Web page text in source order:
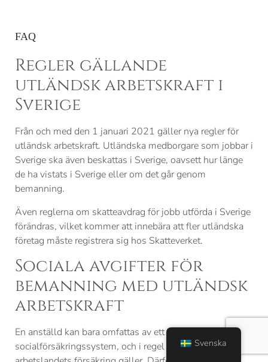
FAQ
Regler gällande
utländsk arbetskraft i
Sverige
Från och med den 1 januari 2021 gäller nya regler för
utländsk arbetskraft. Utländska medborgare som jobbar i
Sverige ska även beskattas i Sverige, oavsett hur länge
de ha vistats i Sverige eller om det går genom
bemanning.
Även reglerna om skatteavdrag för jobb utförda i Sverige
förändras, vilket kommer att innebära att fler utländska
företag måste registrera sig hos Skatteverket.
Sociala avgifter för
bemanning med utländsk
arbetskraft
En anställd kan bara omfattas av ett enda lands
socialförsäkringssystem, och i regel kan man säga att
Svenska